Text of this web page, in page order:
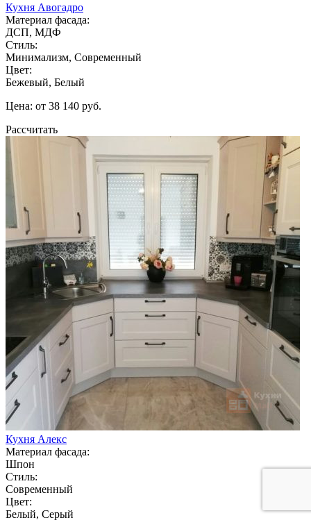
Кухня Авогадро
Материал фасада:
ДСП, МДФ
Стиль:
Минимализм, Современный
Цвет:
Бежевый, Белый
Цена: от 38 140 руб.
Рассчитать
Кухня Алекс
Материал фасада:
Шпон
Стиль:
Современный
Цвет:
Белый, Серый